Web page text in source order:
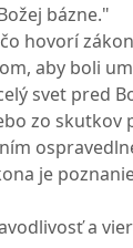
bázne."
hovorí
aby boli
svet pred
zo skutkov
je
a